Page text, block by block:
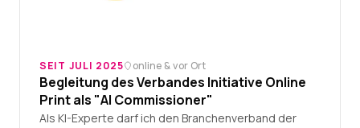
SEIT JULI 2025 online & vor Ort
Begleitung des Verbandes Initiative Online
Print als "AI Commissioner"
Als KI-Experte darf ich den Branchenverband der